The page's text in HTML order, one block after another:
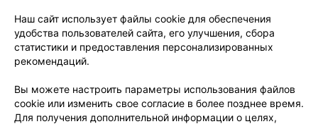
О проекте
Новости проекта
Размещение рекламы
Медицинский маркетинг
Публичный договор
Доставка
Способы оплаты
Вакансии
Партнеры
Написать руководителю 103.by
Наш сайт использует файлы cookie для обеспечения
удобства пользователей сайта, его улучшения, сбора
статистики и предоставления персонализированных
рекомендаций.
Вы можете настроить параметры использования файлов
cookie или изменить свое согласие в более позднее время.
Для получения дополнительной информации о целях,